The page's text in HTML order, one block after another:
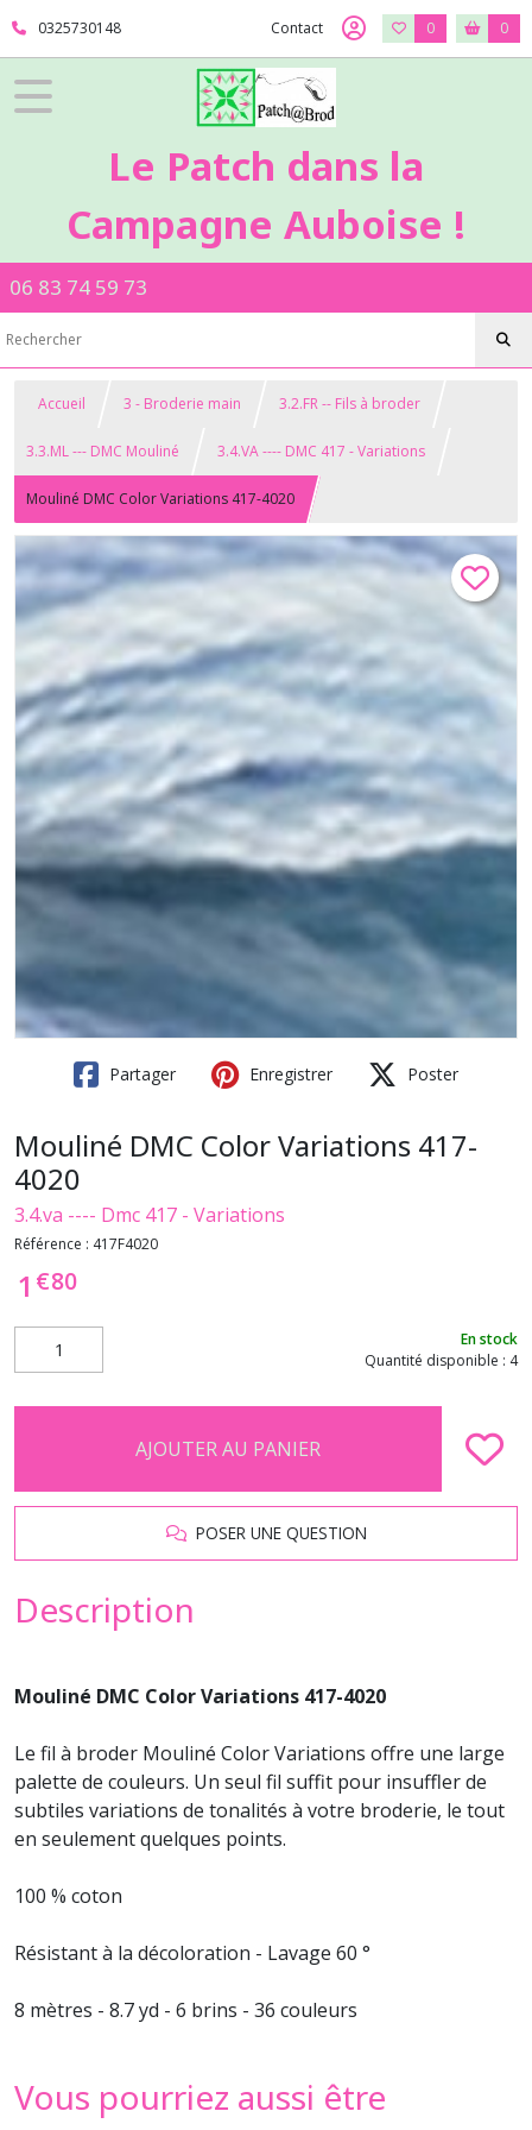
0325730148 Contact 0 0
Le Patch dans la
Campagne Auboise !
06 83 74 59 73
Accueil 3 - Broderie main 3.2.FR -- Fils à broder
3.3.ML --- DMC Mouliné 3.4.VA ---- DMC 417 - Variations
Mouliné DMC Color Variations 417-4020
Partager Enregistrer Poster
Mouliné DMC Color Variations 417-
4020
3.4.va ---- Dmc 417 - Variations
Référence : 417F4020
1 €80
En stock
Quantité disponible : 4
AJOUTER AU PANIER
POSER UNE QUESTION
Description
Mouliné DMC Color Variations 417-4020
Le fil à broder Mouliné Color Variations offre une large
palette de couleurs. Un seul fil suffit pour insuffler de
subtiles variations de tonalités à votre broderie, le tout
en seulement quelques points.
100 % coton
Résistant à la décoloration - Lavage 60 °
8 mètres - 8.7 yd - 6 brins - 36 couleurs
Vous pourriez aussi être